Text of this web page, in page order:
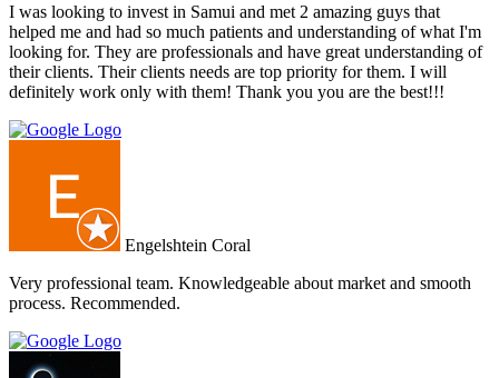
I was looking to invest in Samui and met 2 amazing guys that
helped me and had so much patients and understanding of what I'm
looking for. They are professionals and have great understanding of
their clients. Their clients needs are top priority for them. I will
definitely work only with them! Thank you you are the best!!!
Engelshtein Coral
Very professional team. Knowledgeable about market and smooth
process. Recommended.